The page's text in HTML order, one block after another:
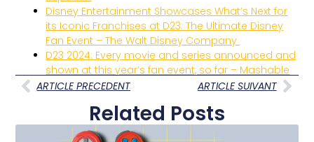
Disney Entertainment Showcases What’s Next for
its Iconic Franchises at D23: The Ultimate Disney
Fan Event – The Walt Disney Company
D23 2024: Every movie and series announced and
shown at this year’s fan event, so far – Mashable
ARTICLE PRECEDENT
ARTICLE SUIVANT
Related Posts